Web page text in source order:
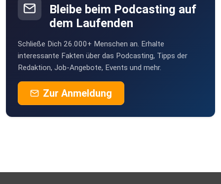
Bleibe beim Podcasting auf
dem Laufenden
Schließe Dich 26.000+ Menschen an. Erhalte
interessante Fakten über das Podcasting, Tipps der
Redaktion, Job-Angebote, Events und mehr.
Zur Anmeldung